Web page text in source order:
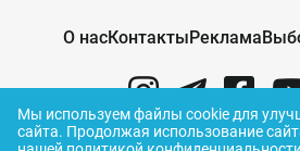
О насКонтактыРеклама
Мы используем файлы cookie для
сайта. Продолжая использование